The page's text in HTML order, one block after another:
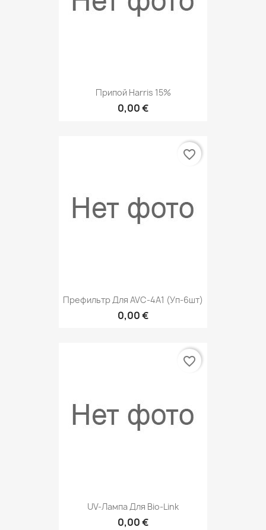
Припой Harris 15%
0,00 €
Префильтр Для AVC-4A1 (уп-6шт)
0,00 €
favorite_border
UV-Лампа Для Bio-Link
0,00 €
favorite_border